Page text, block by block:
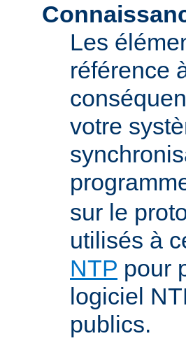
Les
référence
votre
sur le
utilisés à
NTP pour
logiciel
publics.